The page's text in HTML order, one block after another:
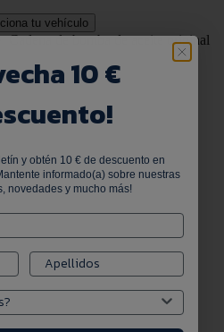
tu vehículo
Cadena de bomba de aceite original
10 €
y obtén 10 € de descuento en
informado(a) sobre nuestras
novedades y mucho más!